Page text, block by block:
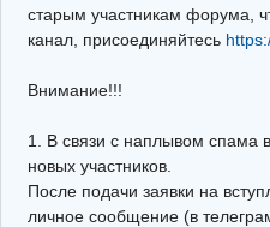
Архив
Почта
Поиск релейщика
Видео РЗиА
старым участникам форума,
канал, присоединяйтесь
Внимание!!!
1. В связи с наплывом спама
новых участников.
После подачи заявки на
личное сообщение (в